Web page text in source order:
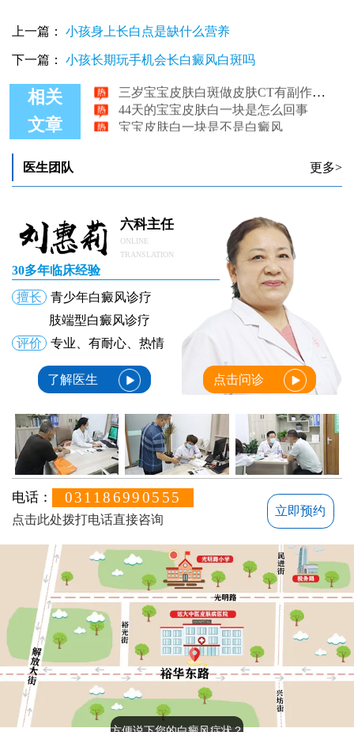
上一篇： 小孩身上长白点是缺什么营养
下一篇： 小孩长期玩手机会长白癜风白斑吗
相关
文章
三岁宝宝皮肤白癜风忌食什么
六个月大的宝宝皮肤上有白斑是白癜风吗
宝宝皮肤白斑能自愈吗，白癜风初期症状解析
44天的宝宝皮肤白一块是怎么回事
宝宝皮肤白一块是不是白癜风
医生团队 更多>
六科主任
ONLINE
TRANSLATION
30多年临床经验
擅长
青少年白癜风诊疗
肢端型白癜风诊疗
评价
专业、有耐心、热情
了解医生 点击问诊
电话： 031186990555
点击此处拨打电话直接咨询
立即预约